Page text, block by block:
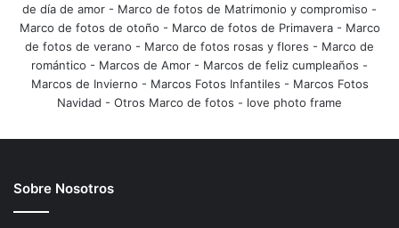
de día de amor - Marco de fotos de Matrimonio y compromiso -
Marco de fotos de otoño - Marco de fotos de Primavera- Marco
de fotos de verano - Marco de fotos rosas y flores - Marco de
romántico - Marcos de Amor - Marcos de feliz cumpleaños -
Marcos de Invierno - Marcos Fotos Infantiles - Marcos Fotos
Navidad - Otros Marco de fotos - love photo frame
Sobre Nosotros